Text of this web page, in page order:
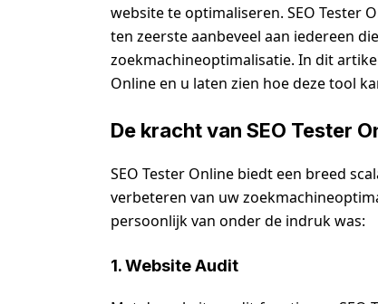
website te optimaliseren. SEO Tester
ten zeerste aanbeveel aan iedereen
zoekmachineoptimalisatie. In dit
Online en u laten zien hoe deze tool
De kracht van SEO Tester
SEO Tester Online biedt een breed
verbeteren van uw
persoonlijk van onder de indruk was:
1. Website Audit